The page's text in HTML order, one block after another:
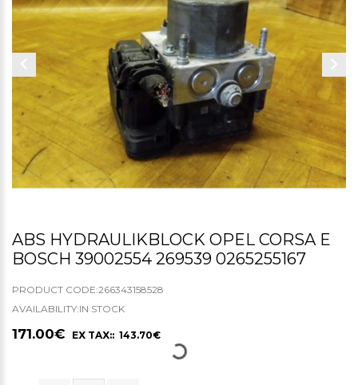
ABS HYDRAULIKBLOCK OPEL CORSA E
BOSCH 39002554 269539 0265255167
PRODUCT CODE:266343158528
AVAILABILITY:IN STOCK
171.00€ EX TAX:: 143.70€